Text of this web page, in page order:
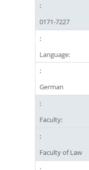
0171-7227
Language:
German
Faculty:
Faculty of Law